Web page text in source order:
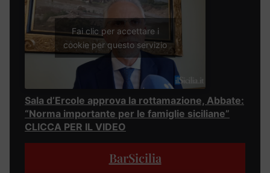
Fai clic per accettare i
cookie per questo servizio
Sala d’Ercole approva la rottamazione, Abbate:
“Norma importante per le famiglie siciliane”
CLICCA PER IL VIDEO
BarSicilia